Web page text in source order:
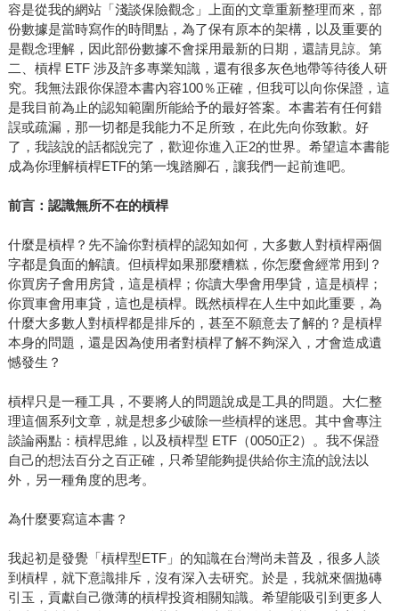
容是從我的網站「淺談保險觀念」上面的文章重新整理而來，部
份數據是當時寫作的時間點，為了保有原本的架構，以及重要的
是觀念理解，因此部份數據不會採用最新的日期，還請見諒。第
二、槓桿 ETF 涉及許多專業知識，還有很多灰色地帶等待後人研
究。我無法跟你保證本書內容100％正確，但我可以向你保證，這
是我目前為止的認知範圍所能給予的最好答案。本書若有任何錯
誤或疏漏，那一切都是我能力不足所致，在此先向你致歉。好
了，我該說的話都說完了，歡迎你進入正2的世界。希望這本書能
成為你理解槓桿ETF的第一塊踏腳石，讓我們一起前進吧。
前言：認識無所不在的槓桿
什麼是槓桿？先不論你對槓桿的認知如何，大多數人對槓桿兩個
字都是負面的解讀。但槓桿如果那麼糟糕，你怎麼會經常用到？
你買房子會用房貸，這是槓桿；你讀大學會用學貸，這是槓桿；
你買車會用車貸，這也是槓桿。既然槓桿在人生中如此重要，為
什麼大多數人對槓桿都是排斥的，甚至不願意去了解的？是槓桿
本身的問題，還是因為使用者對槓桿了解不夠深入，才會造成遺
憾發生？
槓桿只是一種工具，不要將人的問題說成是工具的問題。大仁整
理這個系列文章，就是想多少破除一些槓桿的迷思。其中會專注
談論兩點：槓桿思維，以及槓桿型 ETF（0050正2）。我不保證
自己的想法百分之百正確，只希望能夠提供給你主流的說法以
外，另一種角度的思考。
為什麼要寫這本書？
我起初是發覺「槓桿型ETF」的知識在台灣尚未普及，很多人談
到槓桿，就下意識排斥，沒有深入去研究。於是，我就來個拋磚
引玉，貢獻自己微薄的槓桿投資相關知識。希望能吸引到更多人